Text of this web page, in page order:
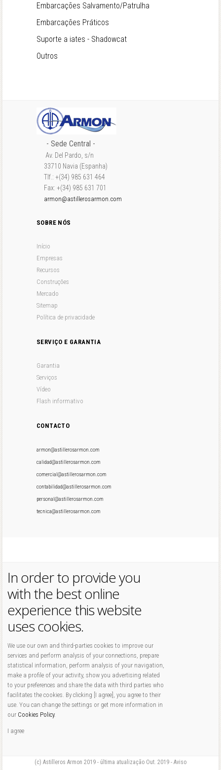
Embarcações Salvamento/Patrulha
Embarcações Práticos
Suporte a iates - Shadowcat
Outros
- Sede Central -
Av. Del Pardo, s/n
33710 Navia (Espanha)
Tlf.: +(34) 985 631 464
Fax: +(34) 985 631 701
armon@astillerosarmon.com
SOBRE NÓS
Início
Empresas
Recursos
Construções
Mercado
Sitemap
Política de privacidade
SERVIÇO E GARANTIA
Garantia
Serviços
Vídeo
Flash informativo
CONTACTO
armon@astillerosarmon.com
calidad@astillerosarmon.com
comercial@astillerosarmon.com
contabilidad@astillerosarmon.com
personal@astillerosarmon.com
tecnica@astillerosarmon.com
In order to provide you
with the best online
experience this website
uses cookies.
We use our own and third-parties cookies to improve our
services and perform analysis of your connections, prepare
statistical information, perform analysis of your navigation,
make a profile of your activity, show you advertising related
to your preferences and share the data with third parties who
facilitates the cookies. By clicking [I agree], you agree to their
use. You can change the settings or get more information in
our Cookies Policy.
I agree
(c) Astilleros Armon 2019 - última atualização Out. 2019 - Aviso